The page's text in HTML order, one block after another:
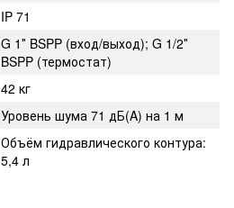
IP 71
G 1″ BSPP (вход/выход); G 1/2″
BSPP (термостат)
42 кг
Уровень шума 71 дБ(A) на 1 м
Объём гидравлического контура:
5,4 л